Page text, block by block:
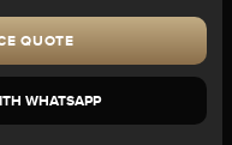
QUOTE
WHATSAPP